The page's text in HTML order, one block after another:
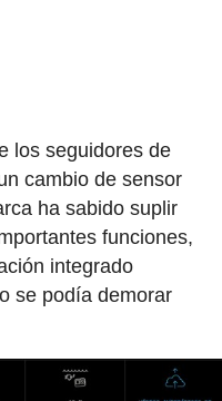
los seguidores de
cambio de sensor
ha sabido suplir
funciones,
integrado
se podía demorar